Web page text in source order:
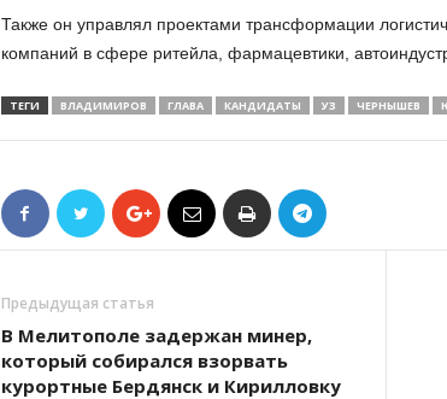
Также он управлял проектами трансформации
компаний в сфере ритейла, фармацевтики,
ТЕГИ ВЛАДИМИРОВ ГЛАВА КАНДИДАТЫ УЗ ЧЕРНЫШЕВ
Предыдущая статья
В Мелитополе задержан минер,
который собирался взорвать
курортные Бердянск и Кирилловку